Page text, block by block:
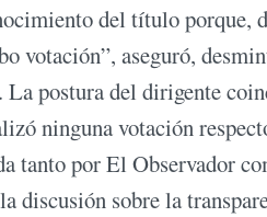
del título porque,
votación”, aseguró,
postura del dirigente
ninguna votación
tanto por El Observador
discusión sobre la